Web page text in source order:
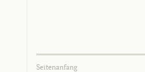
Seitenanfang